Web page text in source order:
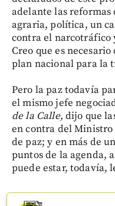
adelante las reformas
agraria, política, un
contra el narcotráfico
Creo que es
plan nacional para la
Pero la paz todavía
el mismo jefe
de la Calle, dijo que
en contra del
de paz; y en más de
puntos de la agenda,
puede estar, todavía,